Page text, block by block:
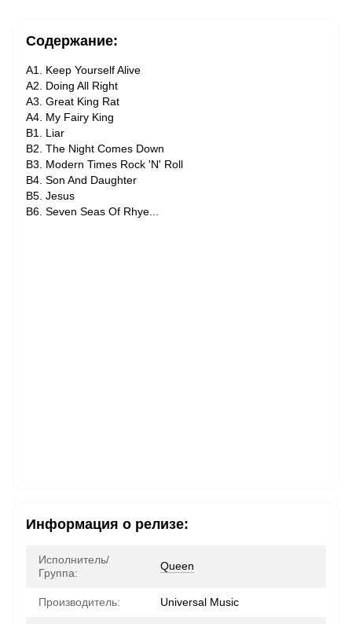
Содержание:
A1. Keep Yourself Alive
A2. Doing All Right
A3. Great King Rat
A4. My Fairy King
B1. Liar
B2. The Night Comes Down
B3. Modern Times Rock 'N' Roll
B4. Son And Daughter
B5. Jesus
B6. Seven Seas Of Rhye...
Информация о релизе:
Исполнитель/
Группа:
Queen
Производитель: Universal Music